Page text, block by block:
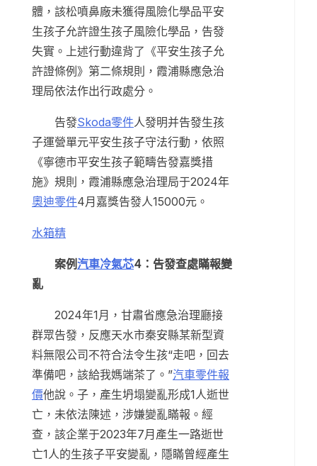
體，該松噴鼻廠未獲得風險化學品平安
生孩子允許證生孩子風險化學品，告發
失實。上述行動違背了《平安生孩子允
許證條例》第二條規則，霞浦縣應急治
理局依法作出行政處分。
告發Skoda零件人發明并告發生孩
子運營單元平安生孩子守法行動，依照
《寧德市平安生孩子範疇告發嘉獎措
施》規則，霞浦縣應急治理局于2024年
奧迪零件4月嘉獎告發人15000元。
水箱精
案例汽車冷氣芯4：告發查處瞞報變
亂
2024年1月，甘肅省應急治理廳接
群眾告發，反應天水市秦安縣某新型資
料無限公司不符合法令生孩“走吧，回去
準備吧，該給我媽端茶了。”汽車零件報
價他說。子，產生坍塌變亂形成1人逝世
亡，未依法陳述，涉嫌變亂瞞報。經
查，該企業于2023年7月產生一路逝世
亡1人的生孩子平安變亂，隱瞞曾經產生